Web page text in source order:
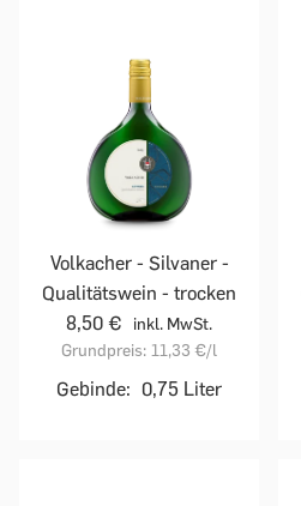
Volkacher - Silvaner -
Qualitätswein - trocken
8,50 €
inkl. MwSt.
Grundpreis: 11,33 €/l
Gebinde: 0,75 Liter